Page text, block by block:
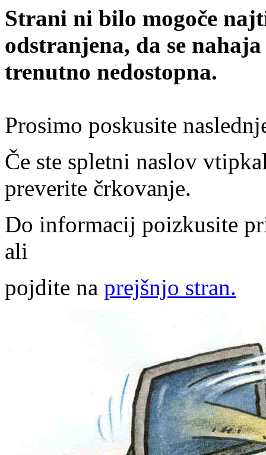
Strani ni bilo mogoče
odstranjena, da se
trenutno nedostopna.
Prosimo poskusite
Če ste spletni naslov
preverite črkovanje.
Do informacij poizkusite
ali
pojdite na prejšnjo stran.